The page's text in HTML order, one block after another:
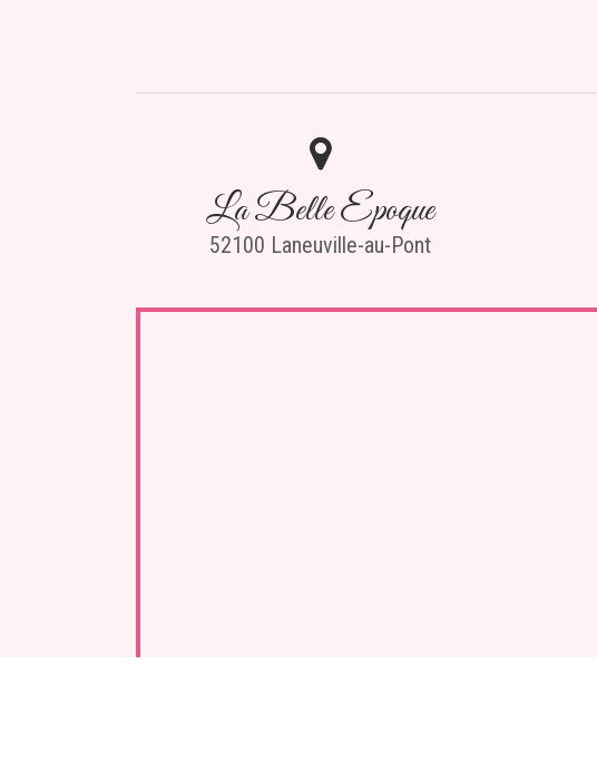
La Belle Epoque
52100 Laneuville-au-Pont